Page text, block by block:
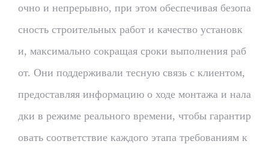
очно и непрерывно, при этом обеспечивая безопа
сность строительных работ и качество установк
и, максимально сокращая сроки выполнения раб
от. Они поддерживали тесную связь с клиентом,
предоставляя информацию о ходе монтажа и нала
дки в режиме реального времени, чтобы гарантир
овать соответствие каждого этапа требованиям к